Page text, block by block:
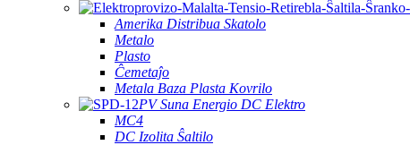
Amerika Distribua Skatolo
Metalo
Plasto
Ĉemetaĵo
Metala Baza Plasta Kovrilo
PV Suna Energio DC Elektro
MC4
DC Izolita Ŝaltilo